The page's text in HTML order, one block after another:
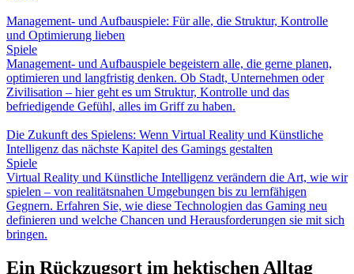
Management- und Aufbauspiele: Für alle, die Struktur, Kontrolle
und Optimierung lieben
Spiele
Management- und Aufbauspiele begeistern alle, die gerne planen,
optimieren und langfristig denken. Ob Stadt, Unternehmen oder
Zivilisation – hier geht es um Struktur, Kontrolle und das
befriedigende Gefühl, alles im Griff zu haben.
Die Zukunft des Spielens: Wenn Virtual Reality und Künstliche
Intelligenz das nächste Kapitel des Gamings gestalten
Spiele
Virtual Reality und Künstliche Intelligenz verändern die Art, wie wir
spielen – von realitätsnahen Umgebungen bis zu lernfähigen
Gegnern. Erfahren Sie, wie diese Technologien das Gaming neu
definieren und welche Chancen und Herausforderungen sie mit sich
bringen.
Ein Rückzugsort im hektischen Alltag